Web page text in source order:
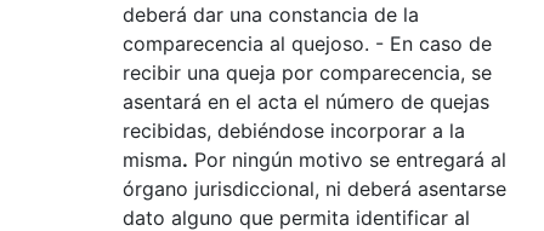
deberá dar una constancia de la
comparecencia al quejoso. - En caso de
recibir una queja por comparecencia, se
asentará en el acta el número de quejas
recibidas, debiéndose incorporar a la
misma. Por ningún motivo se entregará al
órgano jurisdiccional, ni deberá asentarse
dato alguno que permita identificar al